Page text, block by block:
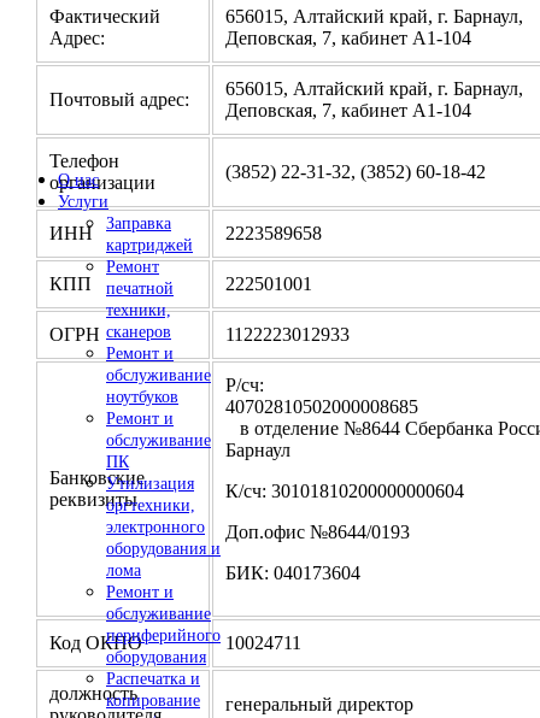
О нас
Услуги
Заправка
картриджей
Ремонт
печатной
техники,
сканеров
Ремонт и
обслуживание
ноутбуков
Ремонт и
обслуживание
ПК
Утилизация
оргтехники,
электронного
оборудования и
лома
Ремонт и
обслуживание
периферийного
оборудования
Распечатка и
копирование
Фактический
Адрес:
656015, Алтайский край, г. Барнаул,
Деповская, 7, кабинет А1-104
Почтовый адрес:
656015, Алтайский край, г. Барнаул,
Деповская, 7, кабинет А1-104
Телефон
организации
(3852) 22-31-32, (3852) 60-18-42
ИНН 2223589658
КПП 222501001
ОГРН 1122223012933
Банковские
реквизиты
Р/сч:
в отделение №8644 Сбербанка
Барнаул
К/сч: 30101810200000000604
Доп.офис №8644/0193
БИК: 040173604
Код ОКПО 10024711
должность
генеральный директор